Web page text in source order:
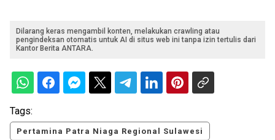
Dilarang keras mengambil konten, melakukan crawling atau
pengindeksan otomatis untuk AI di situs web ini tanpa izin tertulis dari
Kantor Berita ANTARA.
Tags:
Pertamina Patra Niaga Regional Sulawesi